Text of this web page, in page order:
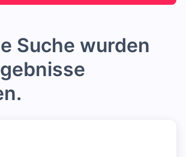
Suche wurden